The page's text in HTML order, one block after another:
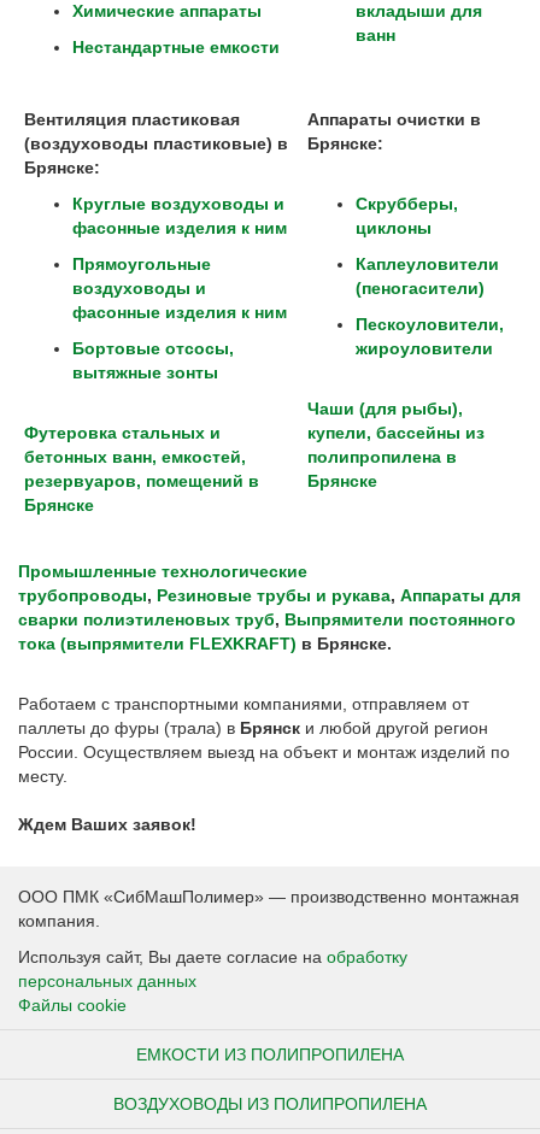
Химические аппараты
Нестандартные емкости
вкладыши для
ванн
Вентиляция пластиковая
(воздуховоды пластиковые) в
Брянске:
Круглые воздуховоды и
фасонные изделия к ним
Прямоугольные
воздуховоды и
фасонные изделия к ним
Бортовые отсосы,
вытяжные зонты
Футеровка стальных и
бетонных ванн, емкостей,
резервуаров, помещений в
Брянске
Аппараты очистки в
Брянске:
Скрубберы,
циклоны
Каплеуловители
(пеногасители)
Пескоуловители,
жироуловители
Чаши (для рыбы),
купели, бассейны из
полипропилена в
Брянске
Промышленные технологические
трубопроводы, Резиновые трубы и рукава, Аппараты для
сварки полиэтиленовых труб, Выпрямители постоянного
тока (выпрямители FLEXKRAFT) в Брянске.
Работаем с транспортными компаниями, отправляем от
паллеты до фуры (трала) в Брянск и любой другой регион
России. Осуществляем выезд на объект и монтаж изделий по
месту.
Ждем Ваших заявок!
ООО ПМК «СибМашПолимер» — производственно монтажная
компания.
Используя сайт, Вы даете согласие на обработку
персональных данных
Файлы cookie
ЕМКОСТИ ИЗ ПОЛИПРОПИЛЕНА
ВОЗДУХОВОДЫ ИЗ ПОЛИПРОПИЛЕНА